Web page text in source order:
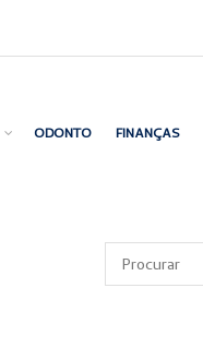
ODONTO FINANÇAS